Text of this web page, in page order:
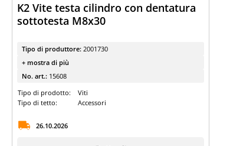
K2 Vite testa cilindro con dentatura
sottotesta M8x30
Tipo di produttore: 2001730
+ mostra di più
No. art.: 15608
Tipo di prodotto:
Viti
Tipo di tetto:
Accessori
26.10.2026